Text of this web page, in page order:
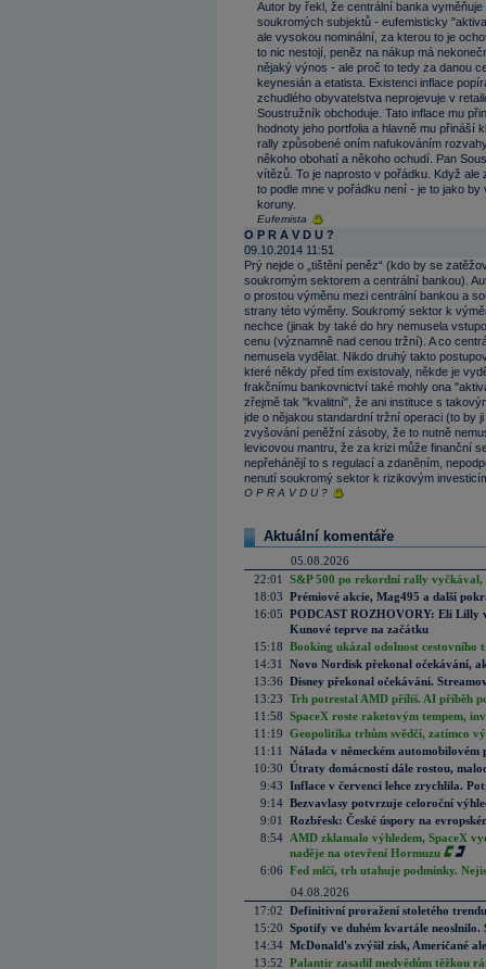
Autor by řekl, že centrální banka
soukromých subjektů - eufemisticky
ale vysokou nominální, za kterou to je
to nic nestojí, peněz na nákup má
nějaký výnos - ale proč to tedy za danou
keynesián a etatista. Existenci inflace
zchudlého obyvatelstva neprojevuje v
Soustružník obchoduje. Tato inflace mu
hodnoty jeho portfolia a hlavně mu přináší
rally způsobené oním nafukováním
někoho obohatí a někoho ochudí. Pan
vítězů. To je naprosto v pořádku. Když
to podle mne v pořádku není - je to jako
koruny.
Eufemista
O P R A V D U ?
09.10.2014 11:51
Prý nejde o „tištění peněz“ (kdo by se
soukromým sektorem a centrální bankou).
o prostou výměnu mezi centrální bankou a
strany této výměny. Soukromý sektor k
nechce (jinak by také do hry nemusela
cenu (významně nad cenou tržní). A co
nemusela vydělat. Nikdo druhý takto
které někdy před tím existovaly, někde je
frakčnímu bankovnictví také mohly ona
zřejmě tak "kvalitní", že ani instituce s
jde o nějakou standardní tržní operaci (to by
zvyšování peněžní zásoby, že to nutně
levicovou mantru, že za krizi může finanční
nepřehánějí to s regulací a zdaněním,
nenutí soukromý sektor k rizikovým
O P R A V D U ?
Aktuální komentáře
05.08.2026
22:01
S&P 500 po rekordní rally vyčkával,
18:03 Prémiové akcie, Mag495 a další
16:05 PODCAST ROZHOVORY: Eli Lilly
Kunové teprve na začátku
15:18 Booking ukázal odolnost cestovního
14:31
Novo Nordisk překonal očekávání,
13:36 Disney překonal očekávání.
13:23 Trh potrestal AMD příliš. AI příběh
11:58 SpaceX roste raketovým tempem,
11:19 Geopolitika trhům svědčí, zatímco
11:11
Nálada v německém automobilovém
10:30 Útraty domácností dále rostou,
9:43 Inflace v červenci lehce zrychlila.
9:14 Bezvavlasy potvrzuje celoroční
9:01
Rozbřesk: České úspory na
8:54 AMD zklamalo výhledem, SpaceX
naděje na otevření Hormuzu
6:06 Fed mlčí, trh utahuje podmínky.
04.08.2026
17:02 Definitivní proražení stoletého
15:20 Spotify ve duhém kvartále neoslnilo.
14:34 McDonald's zvýšil zisk, Američané
13:52 Palantir zasadil medvědům těžkou